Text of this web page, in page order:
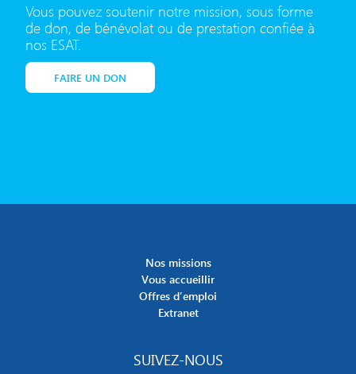
Vous pouvez soutenir notre mission, sous forme
de don, de bénévolat ou de prestation confiée à
nos ESAT.
FAIRE UN DON
Nos missions
Vous accueillir
Offres d’emploi
Extranet
SUIVEZ-NOUS